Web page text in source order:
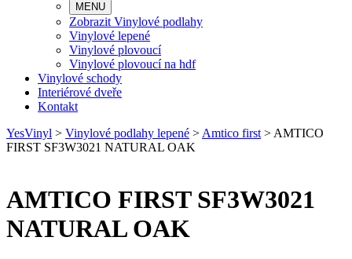
MENU
Zobrazit Vinylové podlahy
Vinylové lepené
Vinylové plovoucí
Vinylové plovoucí na hdf
Vinylové schody
Interiérové dveře
Kontakt
YesVinyl > Vinylové podlahy lepené > Amtico first > AMTICO
FIRST SF3W3021 NATURAL OAK
AMTICO FIRST SF3W3021
NATURAL OAK